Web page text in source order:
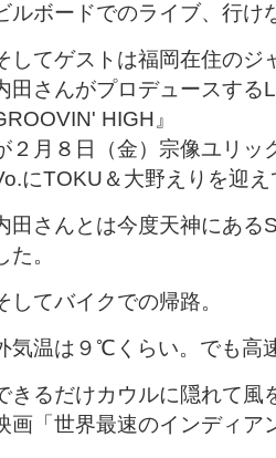
ルボードでのライブ、行け
してゲストは福岡在住のジ
田さんがプロデュースす
HIGH』
２月８日（金）宗像ユリッ
にTOKU＆大野えりを迎
田さんとは今度天神にある
た。
してバイクでの帰路。
気温は９℃くらい。でも高
きるだけカウルに隠れて風
画「世界最速のインディア